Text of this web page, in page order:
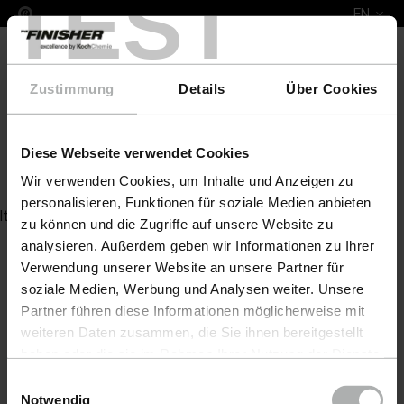
TEST
Zustimmung Details Über Cookies
Diese Webseite verwendet Cookies
Wir verwenden Cookies, um Inhalte und Anzeigen zu
personalisieren, Funktionen für soziale Medien anbieten
zu können und die Zugriffe auf unsere Website zu
analysieren. Außerdem geben wir Informationen zu Ihrer
Verwendung unserer Website an unsere Partner für
soziale Medien, Werbung und Analysen weiter. Unsere
Partner führen diese Informationen möglicherweise mit
weiteren Daten zusammen, die Sie ihnen bereitgestellt
Einstellungen zu den Cookies finden Sie unter
Notwendig
EN
Leather Colour Skoda
Item not found